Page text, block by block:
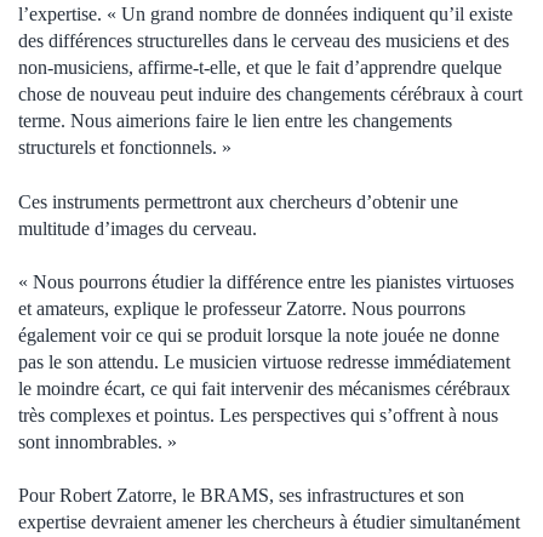
l’expertise. « Un grand nombre de données indiquent qu’il existe
des différences structurelles dans le cerveau des musiciens et des
non-musiciens, affirme-t-elle, et que le fait d’apprendre quelque
chose de nouveau peut induire des changements cérébraux à court
terme. Nous aimerions faire le lien entre les changements
structurels et fonctionnels. »
Ces instruments permettront aux chercheurs d’obtenir une
multitude d’images du cerveau.
« Nous pourrons étudier la différence entre les pianistes virtuoses
et amateurs, explique le professeur Zatorre. Nous pourrons
également voir ce qui se produit lorsque la note jouée ne donne
pas le son attendu. Le musicien virtuose redresse immédiatement
le moindre écart, ce qui fait intervenir des mécanismes cérébraux
très complexes et pointus. Les perspectives qui s’offrent à nous
sont innombrables. »
Pour Robert Zatorre, le BRAMS, ses infrastructures et son
expertise devraient amener les chercheurs à étudier simultanément